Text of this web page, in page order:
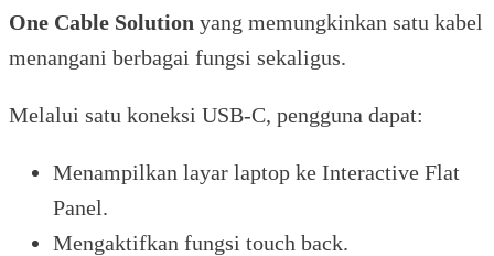
One Cable Solution yang memungkinkan satu kabel
menangani berbagai fungsi sekaligus.
Melalui satu koneksi USB-C, pengguna dapat:
Menampilkan layar laptop ke Interactive Flat
Panel.
Mengaktifkan fungsi touch back.